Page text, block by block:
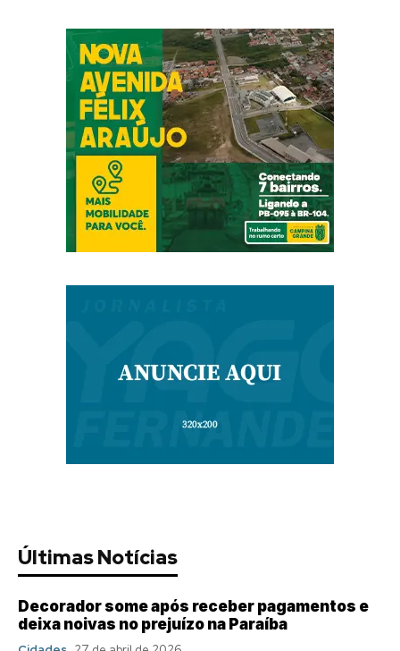
Últimas Notícias
Decorador some após receber pagamentos e
deixa noivas no prejuízo na Paraíba